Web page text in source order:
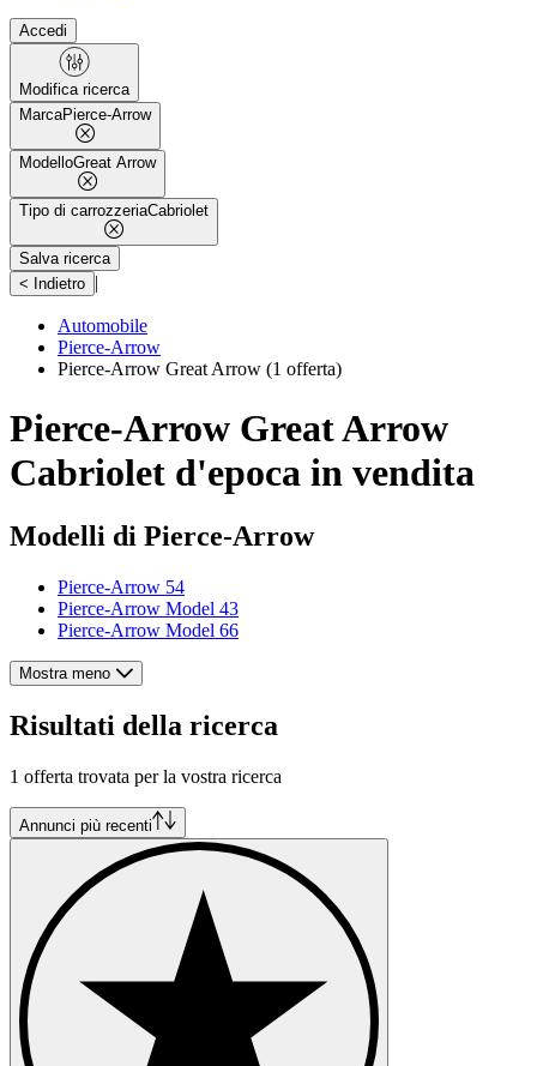
Accedi
Modifica ricerca
MarcaPierce-Arrow
ModelloGreat Arrow
Tipo di carrozzeriaCabriolet
Salva ricerca
< Indietro |
Automobile
Pierce-Arrow
Pierce-Arrow Great Arrow (1 offerta)
Pierce-Arrow Great Arrow
Cabriolet d'epoca in vendita
Modelli di Pierce-Arrow
Pierce-Arrow 54
Pierce-Arrow Model 43
Pierce-Arrow Model 66
Mostra meno
Risultati della ricerca
1 offerta trovata per la vostra ricerca
Annunci più recenti